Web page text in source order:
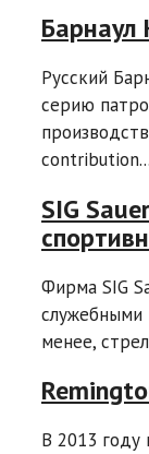
Барнаул
Русский
серию
contribution...
SIG
Фирма SIG
служебными
менее,
В 2013 году